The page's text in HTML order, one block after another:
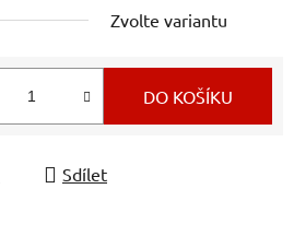
Zvolte variantu
DO KOŠÍKU
Sdílet